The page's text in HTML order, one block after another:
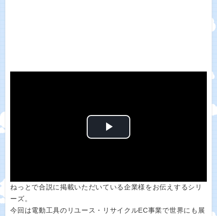
P
a
ねっとで合説に掲載いただいている企業様をお伝えするシリ
ーズ。
今回は電動工具のリユース・リサイクルEC事業で世界にも展